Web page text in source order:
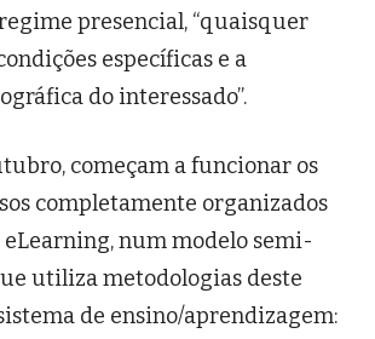
presencial, “quaisquer
específicas e a
do interessado”.
começam a funcionar os
completamente organizados
num modelo semi-
utiliza metodologias deste
de ensino/aprendizagem: